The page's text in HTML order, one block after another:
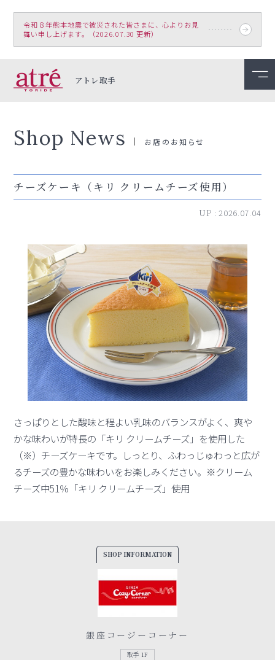
令和８年熊本地震で被災された皆さまに、心よりお見
舞い申し上げます。（2026.07.30 更新）
アトレ取手
Shop News お店のお知らせ
チーズケーキ（キリ クリームチーズ使用）
UP : 2026.07.04
さっぱりとした酸味と程よい乳味のバランスがよく、爽や
かな味わいが特長の「キリ クリームチーズ」を使用した
（※）チーズケーキです。しっとり、ふわっじゅわっと広が
るチーズの豊かな味わいをお楽しみください。※クリーム
チーズ中51％「キリ クリームチーズ」使用
SHOP INFORMATION
銀座コージーコーナー
取手 1F